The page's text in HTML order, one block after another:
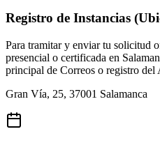
Registro de Instancias
Para tramitar y enviar tu solicitud
presencial o certificada en
principal de Correos o registro del
Gran Vía, 25, 37001 Salamanca